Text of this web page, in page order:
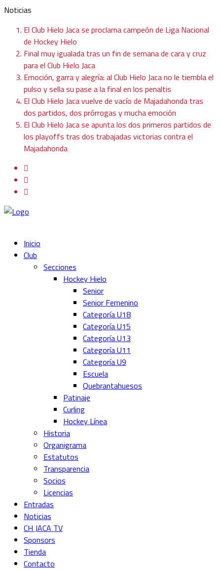
Noticias
El Club Hielo Jaca se proclama campeón de Liga Nacional
de Hockey Hielo
Final muy igualada tras un fin de semana de cara y cruz
para el Club Hielo Jaca
Emoción, garra y alegría: al Club Hielo Jaca no le tiembla el
pulso y sella su pase a la final en los penaltis
El Club Hielo Jaca vuelve de vacío de Majadahonda tras
dos partidos, dos prórrogas y mucha emoción
El Club Hielo Jaca se apunta los dos primeros partidos de
los playoffs tras dos trabajadas victorias contra el
Majadahonda
Inicio
Club
Secciones
Hockey Hielo
Senior
Senior Femenino
Categoría U18
Categoría U15
Categoría U13
Categoría U11
Categoría U9
Escuela
Quebrantahuesos
Patinaje
Curling
Hockey Línea
Historia
Organigrama
Estatutos
Transparencia
Socios
Licencias
Entradas
Noticias
CH JACA TV
Sponsors
Tienda
Contacto